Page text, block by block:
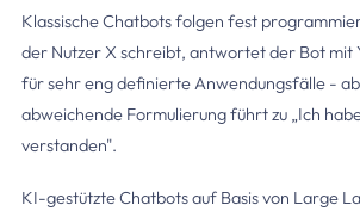
Klassische Chatbots folgen fest
der Nutzer X schreibt, antwortet der Bot mit
für sehr eng definierte Anwendungsfälle -
abweichende Formulierung führt zu „Ich
verstanden".
KI-gestützte Chatbots auf Basis von Large